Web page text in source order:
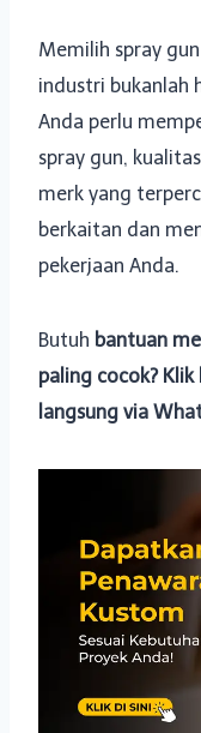
Memilih spray
industri bukanlah
Anda perlu
spray gun,
merk yang
berkaitan dan
pekerjaan Anda.
Butuh bantuan
paling cocok?
langsung via